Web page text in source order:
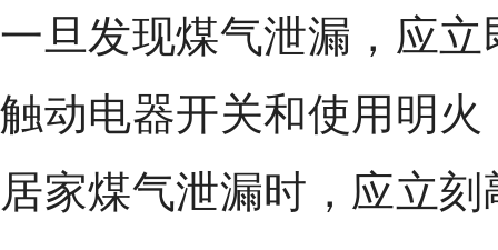
一旦发现煤气泄漏，应
触动电器开关和使用明
居家煤气泄漏时，应立